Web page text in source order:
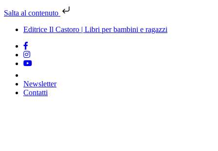
Salta al contenuto
Editrice Il Castoro | Libri per bambini e ragazzi
Newsletter
Contatti